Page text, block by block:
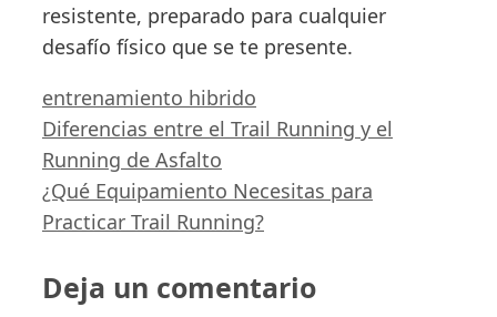
resistente, preparado para cualquier
desafío físico que se te presente.
Categorías
entrenamiento hibrido
Diferencias entre el Trail Running y el
Running de Asfalto
¿Qué Equipamiento Necesitas para
Practicar Trail Running?
Deja un comentario